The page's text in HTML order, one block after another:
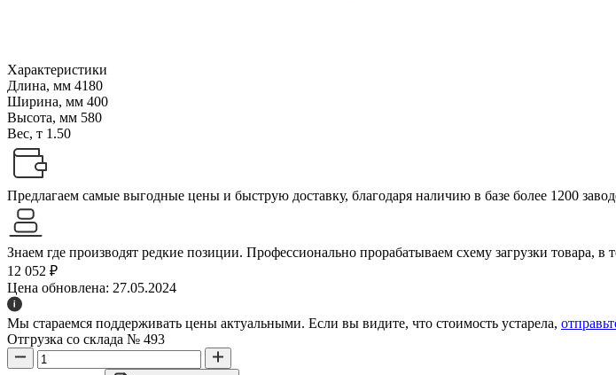
Характеристики
Длина, мм 4180
Ширина, мм 400
Высота, мм 580
Вес, т 1.50
Предлагаем самые выгодные цены и быструю доставку, благодаря наличию в базе более 1200
Знаем где производят редкие позиции. Профессионально прорабатываем схему загрузки товара, в
12 052 ₽
Цена обновлена: 27.05.2024
Мы стараемся поддерживать цены актуальными. Если вы видите, что стоимость устарела,
Отгрузка со склада № 493